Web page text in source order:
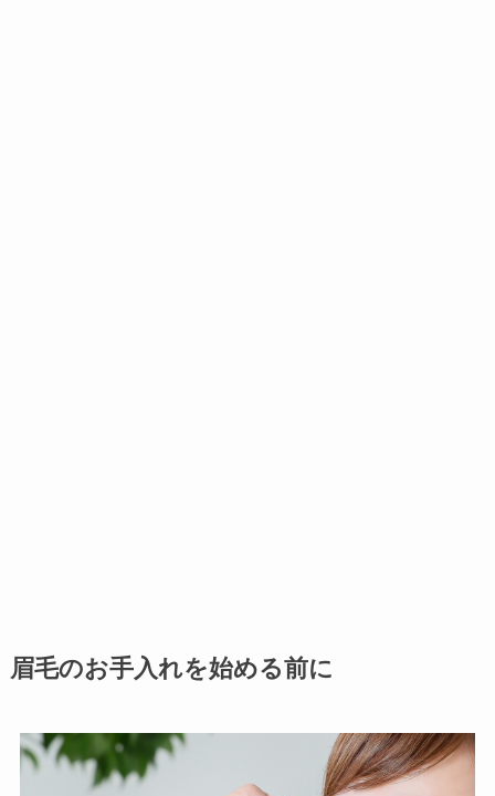
眉毛のお手入れを始める前に